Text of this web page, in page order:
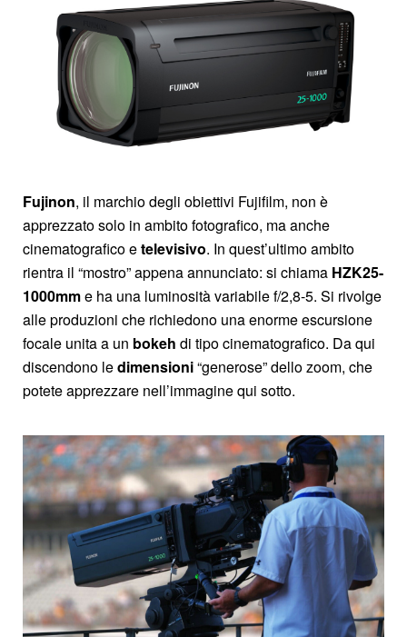
Fujinon, il marchio degli obiettivi Fujifilm, non è
apprezzato solo in ambito fotografico, ma anche
cinematografico etelevisivo. In quest’ultimo ambito
rientra il “mostro” appena annunciato: si chiama HZK25-
1000mme ha una luminosità variabile f/2,8-5. Si rivolge
alle produzioni che richiedono una enorme escursione
focale unita a un bokeh di tipo cinematografico. Da qui
discendono ledimensioni“generose” dello zoom, che
potete apprezzare nell’immagine qui sotto.